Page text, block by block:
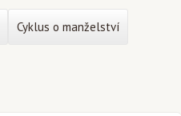
Cyklus o manželství